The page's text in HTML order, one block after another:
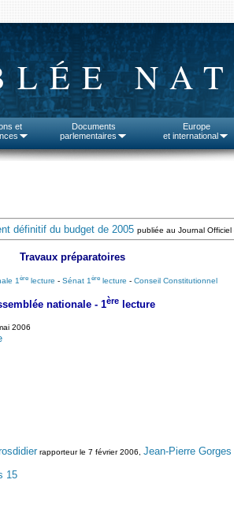
et
Documents
parlementaires
Europe
et international
définitif du budget de 2005 publiée au Journal
Travaux préparatoires
1èrelecture - Sénat 1 èrelecture - Conseil Constitutionnel
nationale - 1ère lecture
2006
rapporteur le 7 février 2006, Jean-Pierre Gorges
15